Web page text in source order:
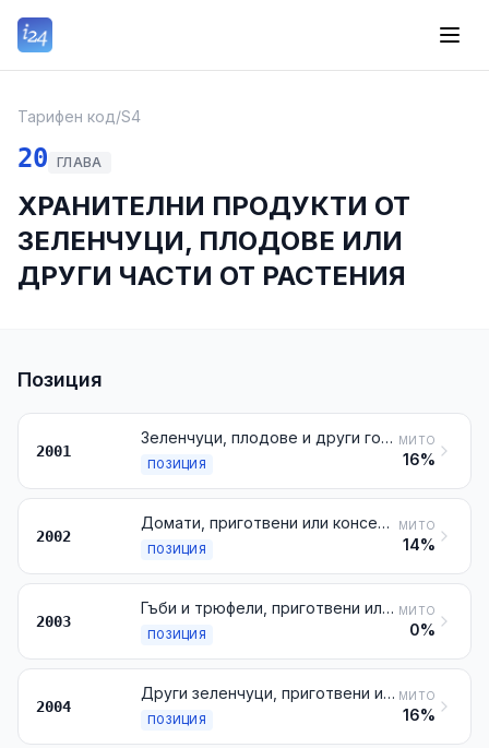
Тарифен код/S4
20 ГЛАВА
ХРАНИТЕЛНИ ПРОДУКТИ ОТ
ЗЕЛЕНЧУЦИ, ПЛОДОВЕ ИЛИ
ДРУГИ ЧАСТИ ОТ РАСТЕНИЯ
Позиция
2001
Зеленчуци, плодове и други годни за консумация части от растения, приготвени или консервирани с оцет или с оцетна киселина
ПОЗИЦИЯ
МИТО
16%
2002
Домати, приготвени или консервирани по начин, различен от този с оцет или с оцетна киселина
ПОЗИЦИЯ
МИТО
14%
2003
Гъби и трюфели, приготвени или консервирани по начин, различен от този с оцет или с оцетна киселина
ПОЗИЦИЯ
МИТО
0%
2004
Други зеленчуци, приготвени или консервирани по начин, различен от този с оцет или оцетна киселина, замразени, различни от продуктите от № 2006
ПОЗИЦИЯ
МИТО
16%